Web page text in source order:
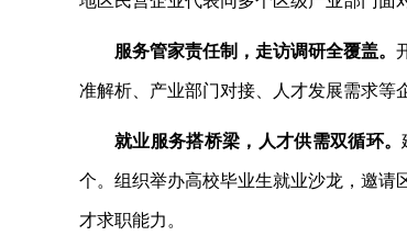
服务管家责任制，走访调研全覆盖。
准解析、产业部门对接、人才发展需求等
就业服务搭桥梁，人才供需双循环。
个。组织举办高校毕业生就业沙龙，邀请
才求职能力。